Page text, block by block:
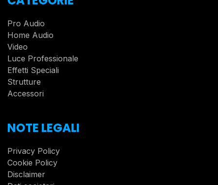
Pro Audio
Home Audio
Video
Luce Professionale
Effetti Speciali
Strutture
Accessori
NOTE LEGALI
Privacy Policy
Cookie Policy
Disclaimer